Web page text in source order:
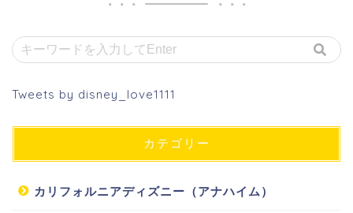
Tweets by disney_love1111
カテゴリー
カリフォルニアディズニー（アナハイム）